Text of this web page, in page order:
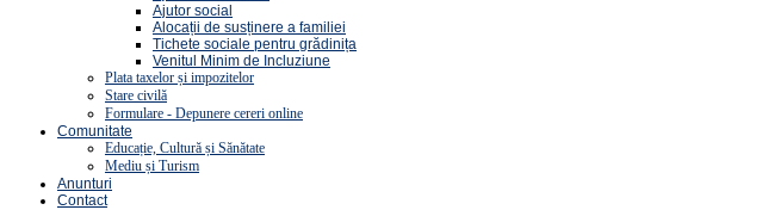
Ajutor social
Alocații de susținere a familiei
Tichete sociale pentru grădinița
Venitul Minim de Incluziune
Plata taxelor și impozitelor
Stare civilă
Formulare - Depunere cereri online
Comunitate
Educație, Cultură și Sănătate
Mediu și Turism
Anunturi
Contact